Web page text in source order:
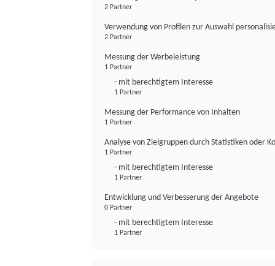
2 Partner
Verwendung von Profilen zur Auswahl
2 Partner
Messung der Werbeleistung
1 Partner
- mit berechtigtem Interesse
1 Partner
Messung der Performance von Inhalten
1 Partner
Analyse von Zielgruppen durch Statistiken oder
1 Partner
- mit berechtigtem Interesse
1 Partner
Entwicklung und Verbesserung der Angebote
0 Partner
- mit berechtigtem Interesse
1 Partner